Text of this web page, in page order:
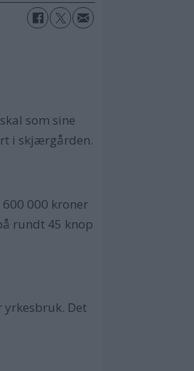
som sine
i skjærgården.
000 kroner
rundt 45 knop
yrkesbruk. Det